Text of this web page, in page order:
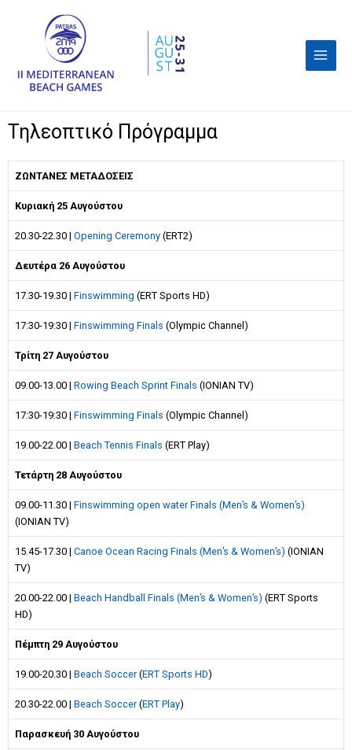
Τηλεοπτικό Πρόγραμμα
ΖΩΝΤΑΝΕΣ ΜΕΤΑΔΟΣΕΙΣ
Κυριακή 25 Αυγούστου
20.30-22.30 | Opening Ceremony (ERT2)
Δευτέρα 26 Αυγούστου
17.30-19.30 | Finswimming (ERT Sports HD)
17:30-19:30 | Finswimming Finals (Olympic Channel)
Τρίτη 27 Αυγούστου
09.00-13.00 | Rowing Beach Sprint Finals (IONIAN TV)
17:30-19:30 | Finswimming Finals (Olympic Channel)
19.00-22.00 | Beach Tennis Finals (ERT Play)
Τετάρτη 28 Αυγούστου
09.00-11.30 | Finswimming open water Finals (Men’s & Women’s)
(IONIAN TV)
15.45-17.30 | Canoe Ocean Racing Finals (Men’s & Women’s) (IONIAN
TV)
20.00-22.00 | Beach Handball Finals (Men’s & Women’s) (ERT Sports
HD)
Πέμπτη 29 Αυγούστου
19.00-20.30 | Beach Soccer(ERT Sports HD)
20.30-22.00 | Beach Soccer(ERT Play)
Παρασκευή 30 Αυγούστου